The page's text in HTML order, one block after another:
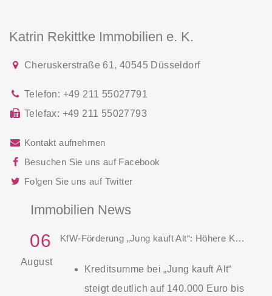
Katrin Rekittke Immobilien e. K.
Cheruskerstraße 61, 40545 Düsseldorf
Telefon: +49 211 55027791
Telefax: +49 211 55027793
Kontakt aufnehmen
Besuchen Sie uns auf Facebook
Folgen Sie uns auf Twitter
Immobilien News
06
August
KfW-Förderung „Jung kauft Alt“: Höhere Kredite ab August 2026
Kreditsumme bei „Jung kauft Alt“
steigt deutlich auf 140.000 Euro bis